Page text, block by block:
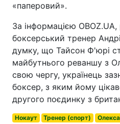
«паперовий».
За інформацією OBOZ.UA,
боксерський тренер
думку, що Тайсон Ф'юрі
майбутнього реваншу з
свою чергу, українець
боксер, з яким йому
другого поєдинку з
Нокаут Тренер (спорт)